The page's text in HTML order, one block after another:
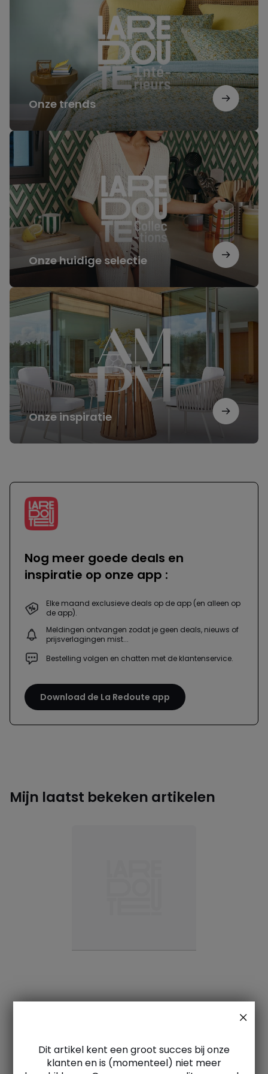
Onze trends
Onze huidige selectie
Onze
huidige
selectie
Onze inspiratie
Onze
inspiratie
Nog meer goede deals en
inspiratie op onze app :
Elke maand exclusieve deals op de app (en alleen op
de app).
Meldingen ontvangen zodat je geen deals, nieuws of
prijsverlagingen mist...
Bestelling volgen en chatten met de klantenservice.
Download de La Redoute app
Mijn laatst bekeken artikelen
Dit artikel kent een groot succes bij onze
klanten en is (momenteel) niet meer